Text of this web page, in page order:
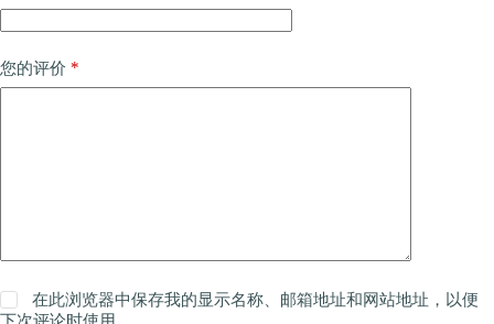
您的评价 *
在此浏览器中保存我的显示名称、邮箱地址和网站地址，以便